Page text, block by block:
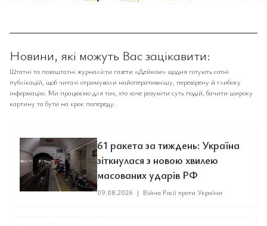
Новини, які можуть Вас зацікавити:
Штатні та позаштатні журналісти газети «Дейком» щодня готують сотні
публікацій, щоб читачі отримували найоперативнішу, перевірену й глибоку
інформацію. Ми працюємо для тих, хто хоче розуміти суть подій, бачити широку
картину та бути на крок попереду.
61 ракета за тиждень: Україна
зіткнулася з новою хвилею
масованих ударів РФ
09.08.2026 | Війна Росії проти України